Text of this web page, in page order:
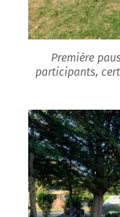
Première
participants,